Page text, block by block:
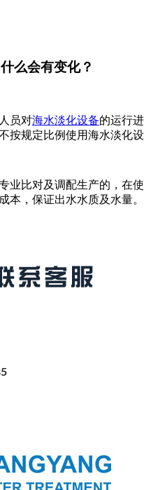
么会有变化？
员对海水淡化设备的运行
按规定比例使用海水淡化
业比对及调配生产的，在
本，保证出水水质及水量。